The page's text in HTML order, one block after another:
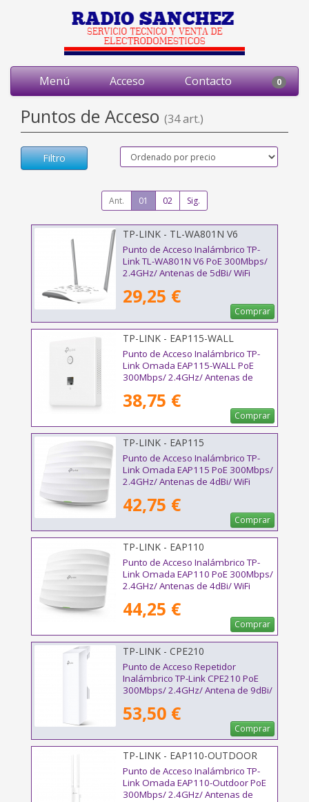
Menú Acceso Contacto 0
Puntos de Acceso (34 art.)
Filtro
Ant. 01 02 Sig.
TP-LINK - TL-WA801N V6
Punto de Acceso Inalámbrico TP-
Link TL-WA801N V6 PoE 300Mbps/
2.4GHz/ Antenas de 5dBi/ WiFi
29,25 €
Comprar
TP-LINK - EAP115-WALL
Punto de Acceso Inalámbrico TP-
Link Omada EAP115-WALL PoE
300Mbps/ 2.4GHz/ Antenas de
38,75 €
Comprar
TP-LINK - EAP115
Punto de Acceso Inalámbrico TP-
Link Omada EAP115 PoE 300Mbps/
2.4GHz/ Antenas de 4dBi/ WiFi
42,75 €
Comprar
TP-LINK - EAP110
Punto de Acceso Inalámbrico TP-
Link Omada EAP110 PoE 300Mbps/
2.4GHz/ Antenas de 4dBi/ WiFi
44,25 €
Comprar
TP-LINK - CPE210
Punto de Acceso Repetidor
Inalámbrico TP-Link CPE210 PoE
300Mbps/ 2.4GHz/ Antena de 9dBi/
53,50 €
Comprar
TP-LINK - EAP110-OUTDOOR
Punto de Acceso Inalámbrico TP-
Link Omada EAP110-Outdoor PoE
300Mbps/ 2.4GHz/ Antenas de